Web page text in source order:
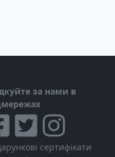
за нами в
сертифікати